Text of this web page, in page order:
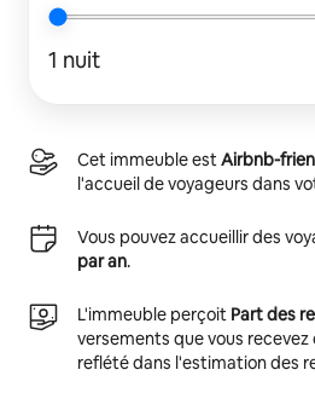
1 nuit
Cet immeuble estAirbnb-
l'accueil de voyageurs dans
Vous pouvez accueillir des
par an.
L'immeuble perçoit Part des
versements que vous
reflété dans l'estimation des